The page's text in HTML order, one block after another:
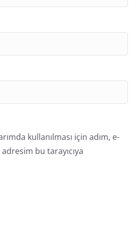
kullanılması için adım, e-
bu tarayıcıya